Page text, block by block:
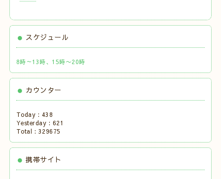
スケジュール
8時～13時、15時〜20時
カウンター
Today : 438
Yesterday : 621
Total : 329675
携帯サイト